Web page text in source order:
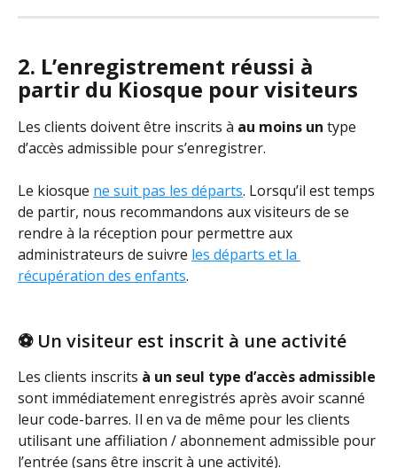
2. L’enregistrement réussi à
partir du Kiosque pour visiteurs
Les clients doivent être inscrits à au moins un type
d’accès admissible pour s’enregistrer.
Le kiosque ne suit pas les départs. Lorsqu’il est temps
de partir, nous recommandons aux visiteurs de se
rendre à la réception pour permettre aux
administrateurs de suivre les départs et la
récupération des enfants.
⚽ Un visiteur est inscrit à une activité
Les clients inscrits à un seul type d’accès admissible
sont immédiatement enregistrés après avoir scanné
leur code-barres. Il en va de même pour les clients
utilisant une affiliation / abonnement admissible pour
l’entrée (sans être inscrit à une activité).